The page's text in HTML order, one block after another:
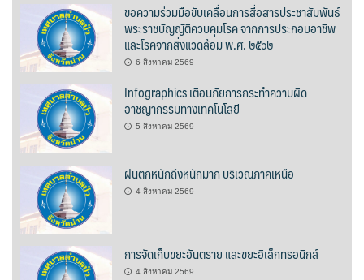
บ้านปัว ปลายนา
บ้านพักชมดอย
บ้านยลญภา
บ้านริมทุ่งรีสอร์ท
บ้านสวนศรีสุขโฮมสเตย์
บ้านฮิมนาปัว
บ้านไม้ปลายนา
ขอความร่วมมือขับเคลื่อนการสื่อสารประชาสัมพันธ์
พระราชบัญญัติควบคุมโรค จากการประกอบอาชีพ
และโรคจากสิ่งแวดล้อม พ.ศ. ๒๕๖๒
6 สิงหาคม 2569
Infographics เตือนภัยการกระทำความผิด
อาชญากรรมทางเทคโนโลยี
5 สิงหาคม 2569
ฝนตกหนักถึงหนักมาก บริเวณภาคเหนือ
4 สิงหาคม 2569
การจัดเก็บขยะอันตราย และขยะอิเล็กทรอนิกส์
4 สิงหาคม 2569